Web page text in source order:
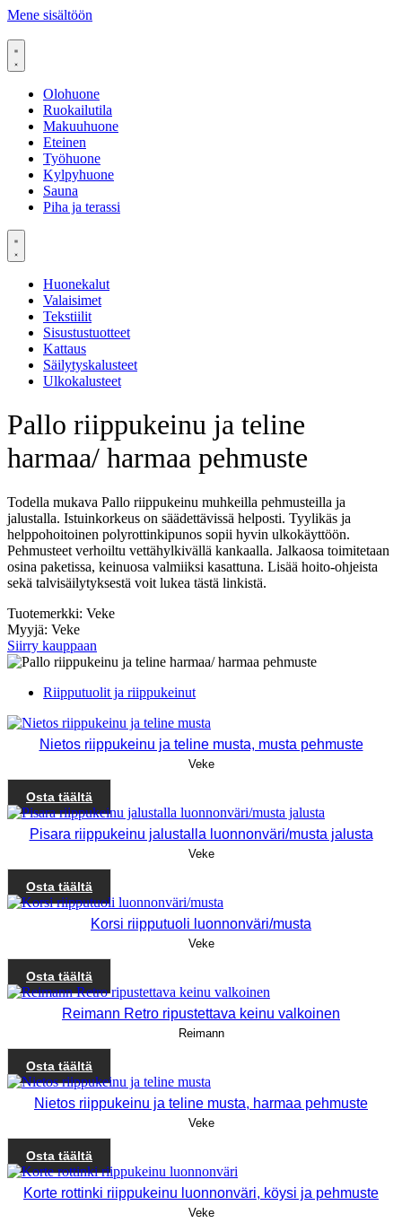
Mene sisältöön
Olohuone
Ruokailutila
Makuuhuone
Eteinen
Työhuone
Kylpyhuone
Sauna
Piha ja terassi
Huonekalut
Valaisimet
Tekstiilit
Sisustustuotteet
Kattaus
Säilytyskalusteet
Ulkokalusteet
Pallo riippukeinu ja teline
harmaa/ harmaa pehmuste
Todella mukava Pallo riippukeinu muhkeilla pehmusteilla ja
jalustalla. Istuinkorkeus on säädettävissä helposti. Tyylikäs ja
helppohoitoinen polyrottinkipunos sopii hyvin ulkokäyttöön.
Pehmusteet verhoiltu vettähylkivällä kankaalla. Jalkaosa toimitetaan
osina paketissa, keinuosa valmiiksi kasattuna. Lisää hoito-ohjeista
sekä talvisäilytyksestä voit lukea tästä linkistä.
Tuotemerkki: Veke
Myyjä: Veke
Siirry kauppaan
Riipputuolit ja riippukeinut
Nietos riippukeinu ja teline musta, musta pehmuste
Veke
Osta täältä
Pisara riippukeinu jalustalla luonnonväri/musta jalusta
Veke
Osta täältä
Korsi riipputuoli luonnonväri/musta
Veke
Osta täältä
Reimann Retro ripustettava keinu valkoinen
Reimann
Osta täältä
Nietos riippukeinu ja teline musta, harmaa pehmuste
Veke
Osta täältä
Korte rottinki riippukeinu luonnonväri, köysi ja pehmuste
Veke